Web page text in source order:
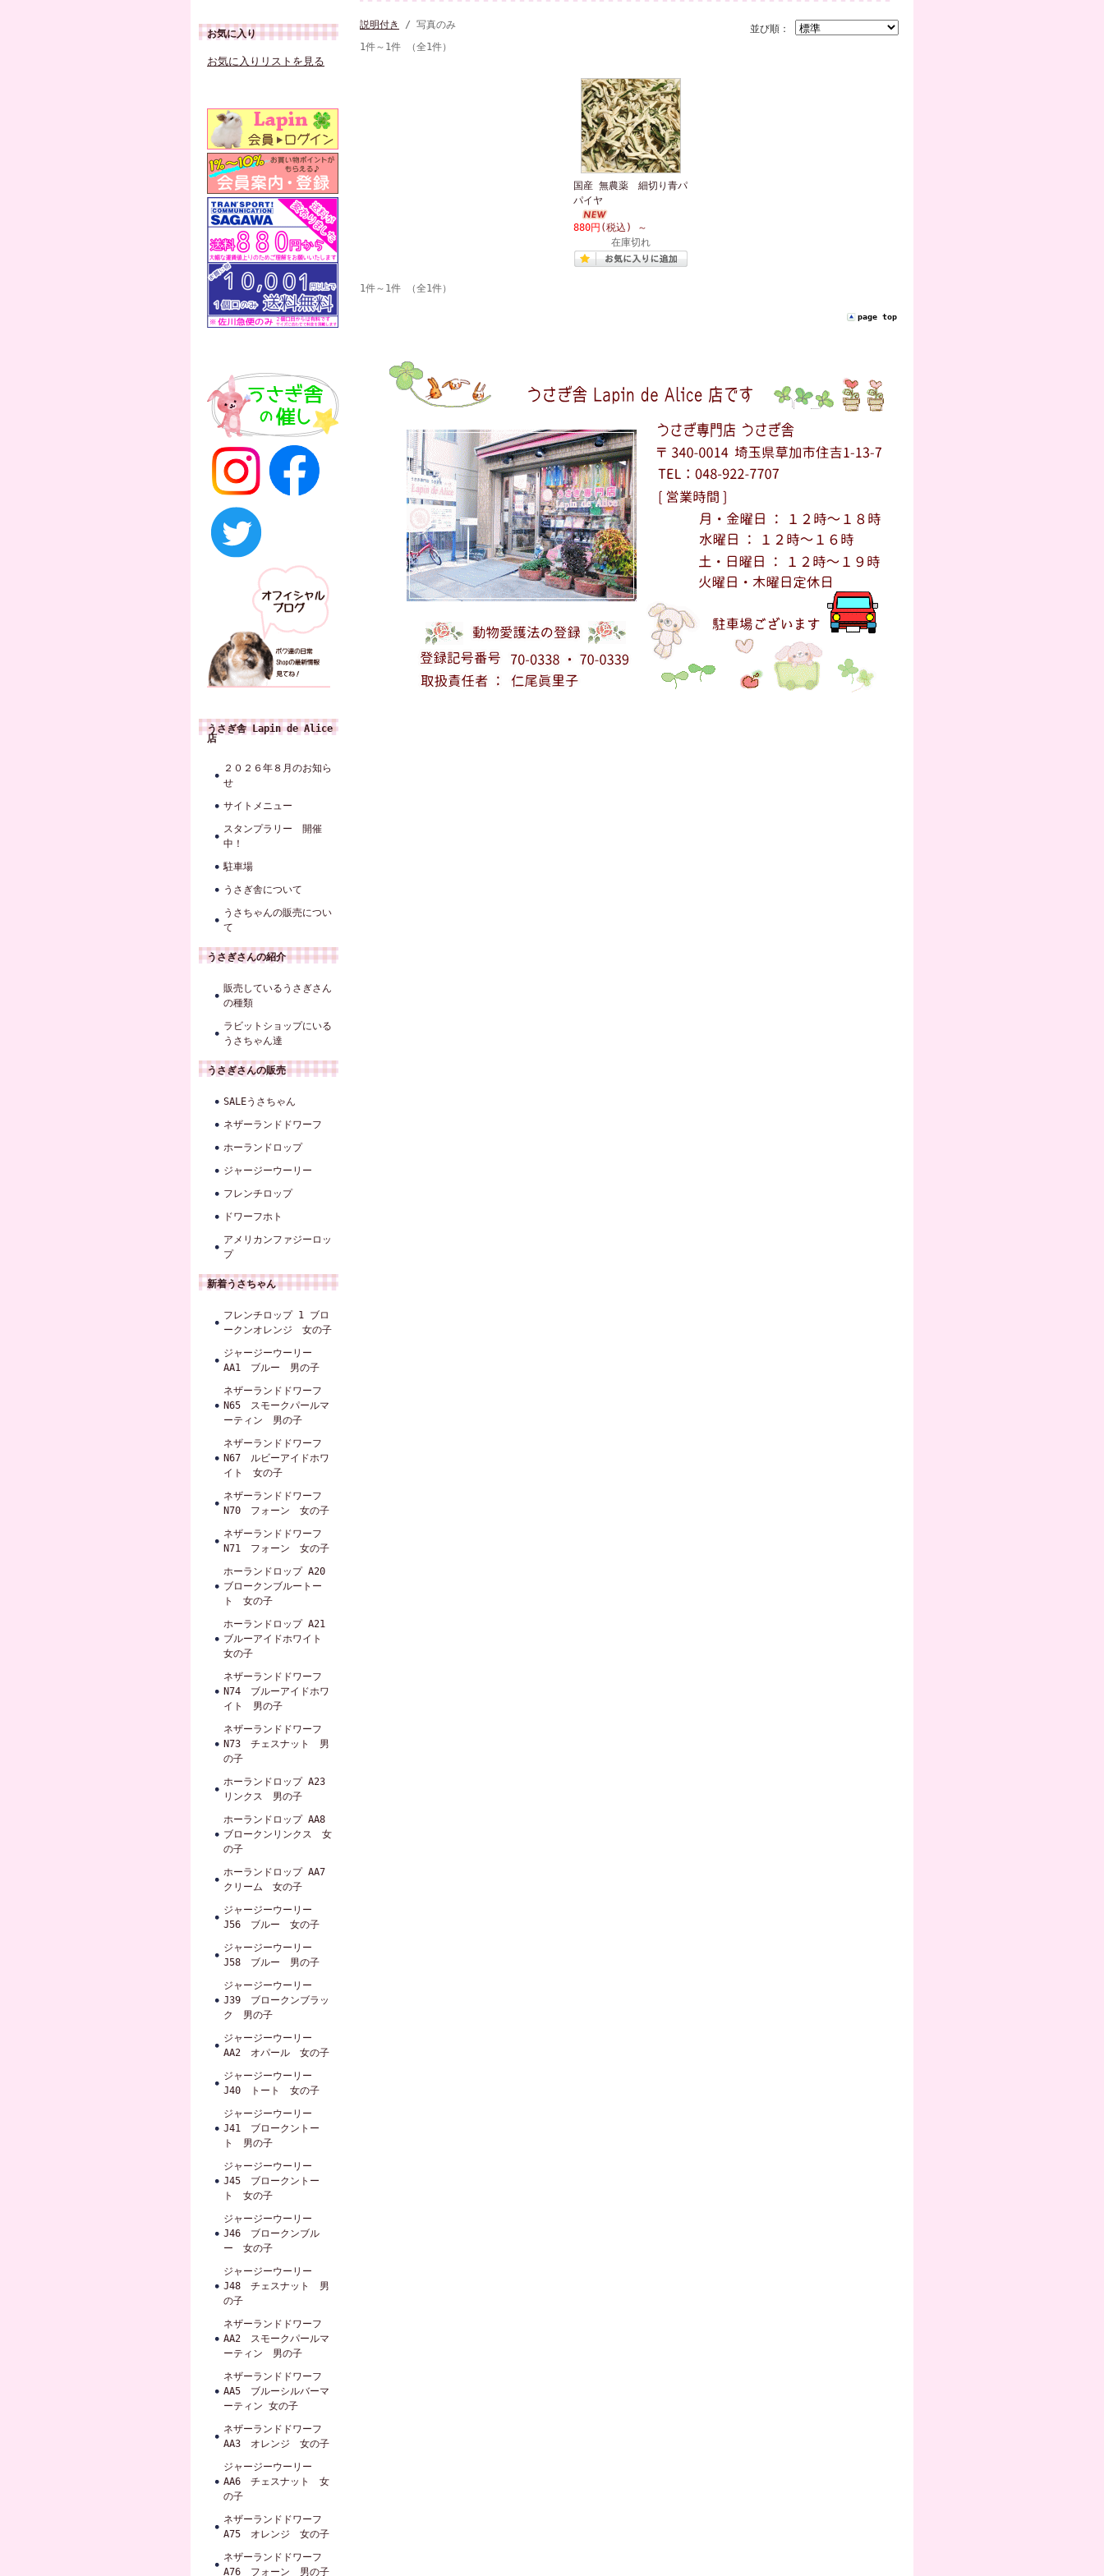
お気に入り
お気に入りリストを見る
うさぎ舎 Lapin de Alice
店
２０２６年８月のお知ら
せ
サイトメニュー
スタンプラリー 開催
中！
駐車場
うさぎ舎について
うさちゃんの販売につい
て
うさぎさんの紹介
販売しているうさぎさん
の種類
ラビットショップにいる
うさちゃん達
うさぎさんの販売
SALEうさちゃん
ネザーランドドワーフ
ホーランドロップ
ジャージーウーリー
フレンチロップ
ドワーフホト
アメリカンファジーロッ
プ
新着うさちゃん
フレンチロップ 1 ブロ
ークンオレンジ 女の子
ジャージーウーリー
AA1 ブルー 男の子
ネザーランドドワーフ
N65 スモークパールマ
ーティン 男の子
ネザーランドドワーフ
N67 ルビーアイドホワ
イト 女の子
ネザーランドドワーフ
N70 フォーン 女の子
ネザーランドドワーフ
N71 フォーン 女の子
ホーランドロップ A20
ブロークンブルートー
ト 女の子
ホーランドロップ A21
ブルーアイドホワイト
女の子
ネザーランドドワーフ
N74 ブルーアイドホワ
イト 男の子
ネザーランドドワーフ
N73 チェスナット 男
の子
ホーランドロップ A23
リンクス 男の子
ホーランドロップ AA8
ブロークンリンクス 女
の子
ホーランドロップ AA7
クリーム 女の子
ジャージーウーリー
J56 ブルー 女の子
ジャージーウーリー
J58 ブルー 男の子
ジャージーウーリー
J39 ブロークンブラッ
ク 男の子
ジャージーウーリー
AA2 オパール 女の子
ジャージーウーリー
J40 トート 女の子
ジャージーウーリー
J41 ブロークントー
ト 男の子
ジャージーウーリー
J45 ブロークントー
ト 女の子
ジャージーウーリー
J46 ブロークンブル
ー 女の子
ジャージーウーリー
J48 チェスナット 男
の子
ネザーランドドワーフ
AA2 スモークパールマ
ーティン 男の子
ネザーランドドワーフ
AA5 ブルーシルバーマ
ーティン 女の子
ネザーランドドワーフ
AA3 オレンジ 女の子
ジャージーウーリー
AA6 チェスナット 女
の子
ネザーランドドワーフ
A75 オレンジ 女の子
ネザーランドドワーフ
A76 フォーン 男の子
並び順：
説明付き
/ 写真のみ
1件～1件 （全1件）
国産 無農薬 細切り青パ
パイヤ
880円 (税込)
～
在庫切れ
1件～1件 （全1件）
page top